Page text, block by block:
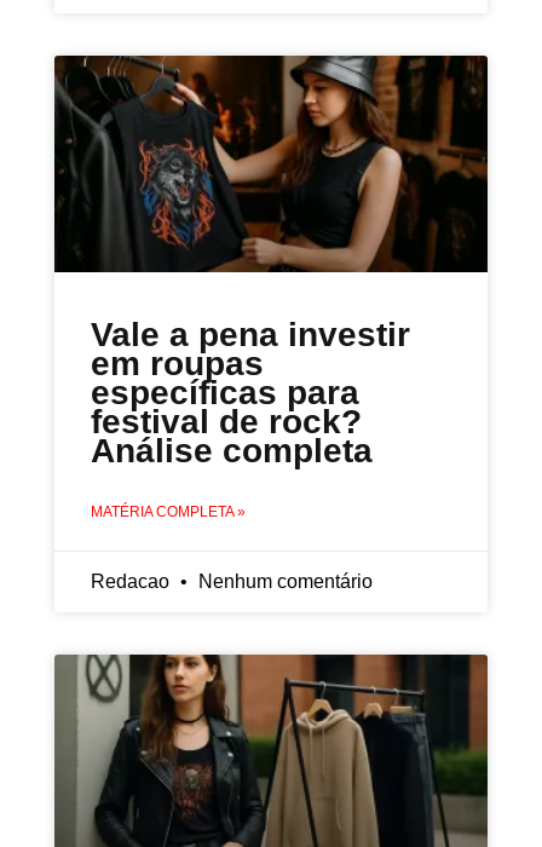
Vale a pena investir
em roupas
específicas para
festival de rock?
Análise completa
MATÉRIA COMPLETA »
Redacao Nenhum comentário